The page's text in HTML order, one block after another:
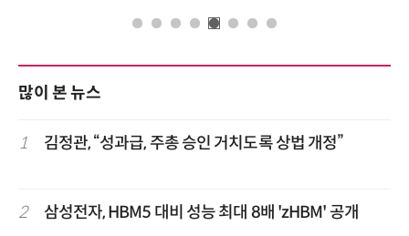
많이 본 뉴스
1 김정관, “성과급, 주총 승인 거치도록 상법 개정”
2 삼성전자, HBM5 대비 성능 최대 8배 'zHBM' 공개